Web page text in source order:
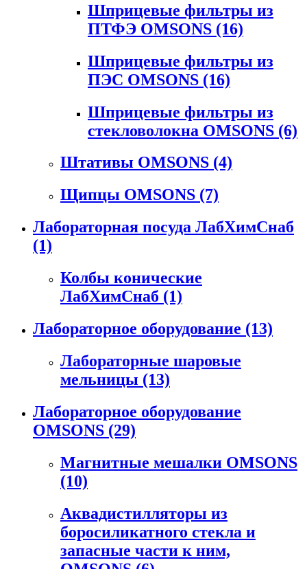
Шприцевые фильтры из
ПТФЭ OMSONS (16)
Шприцевые фильтры из
ПЭС OMSONS (16)
Шприцевые фильтры из
стекловолокна OMSONS (6)
Штативы OMSONS (4)
Щипцы OMSONS (7)
Лабораторная посуда ЛабХимСнаб
(1)
Колбы конические
ЛабХимСнаб (1)
Лабораторное оборудование (13)
Лабораторные шаровые
мельницы (13)
Лабораторное оборудование
OMSONS (29)
Магнитные мешалки OMSONS
(10)
Аквадистилляторы из
боросиликатного стекла и
запасные части к ним,